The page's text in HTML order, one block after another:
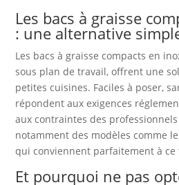
Les bacs à graisse
: une alternative
Les bacs à graisse compacts en
sous plan de travail, offrent une
petites cuisines. Faciles à poser,
répondent aux exigences
aux contraintes des
notamment des modèles comme le
qui conviennent parfaitement à ce
Et pourquoi ne pas